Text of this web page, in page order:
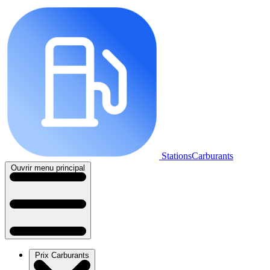
StationsCarburants
Ouvrir menu principal
Prix Carburants